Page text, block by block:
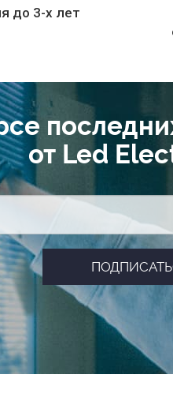
до 3-х лет
от Led